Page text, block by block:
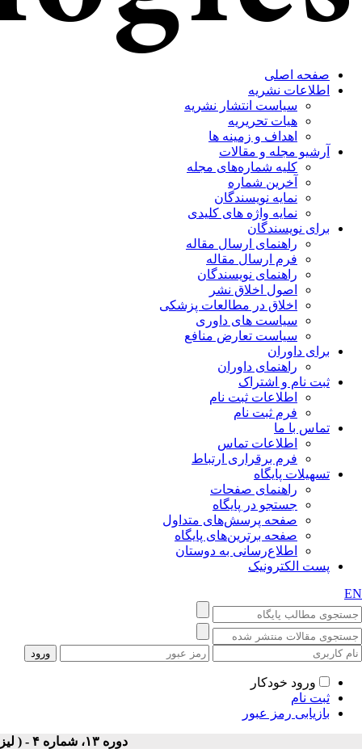
صفحه اصلی
اطلاعات نشریه
سیاست انتشار نشریه
هیات تحریریه
اهداف و زمینه ها
آرشیو مجله و مقالات
کلیه شماره‌های مجله
آخرین شماره
نمایه نویسندگان
نمایه واژه های کلیدی
برای نویسندگان
راهنمای ارسال مقاله
فرم ارسال مقاله
راهنمای نویسندگان
اصول اخلاق نشر
اخلاق در مطالعات پزشکی
سیاست های داوری
سیاست تعارض منافع
برای داوران
راهنمای داوران
ثبت نام و اشتراک
اطلاعات ثبت نام
فرم ثبت نام
تماس با ما
اطلاعات تماس
فرم برقراری ارتباط
تسهیلات پایگاه
راهنمای صفحات
جستجو در پایگاه
صفحه پرسش‌های متداول
صفحه برترین‌های پایگاه
اطلاع‌رسانی به دوستان
پست الکترونیک
EN
ورود خودکار
ثبت نام
بازیابی رمز عبور
دوره ۱۳، شماره ۴ - ( لیزر در پزشکی ۱۳۹۶ )